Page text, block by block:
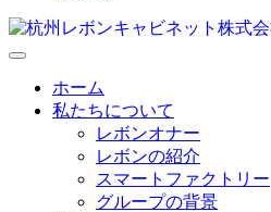
ホーム
私たちについて
レボンオナー
レボンの紹介
スマートファクトリー
グループの背景